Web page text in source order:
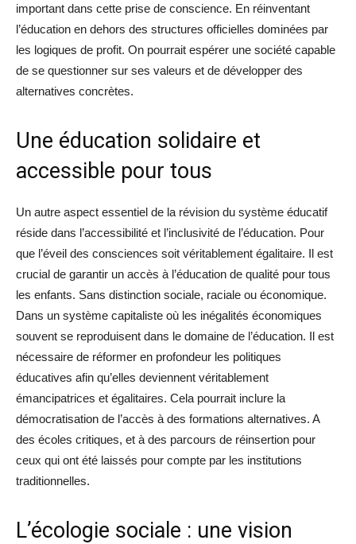
important dans cette prise de conscience. En réinventant
l’éducation en dehors des structures officielles dominées par
les logiques de profit. On pourrait espérer une société capable
de se questionner sur ses valeurs et de développer des
alternatives concrètes.
Une éducation solidaire et
accessible pour tous
Un autre aspect essentiel de la révision du système éducatif
réside dans l’accessibilité et l’inclusivité de l’éducation. Pour
que l’éveil des consciences soit véritablement égalitaire. Il est
crucial de garantir un accès à l’éducation de qualité pour tous
les enfants. Sans distinction sociale, raciale ou économique.
Dans un système capitaliste où les inégalités économiques
souvent se reproduisent dans le domaine de l’éducation. Il est
nécessaire de réformer en profondeur les politiques
éducatives afin qu’elles deviennent véritablement
émancipatrices et égalitaires. Cela pourrait inclure la
démocratisation de l’accès à des formations alternatives. A
des écoles critiques, et à des parcours de réinsertion pour
ceux qui ont été laissés pour compte par les institutions
traditionnelles.
L’écologie sociale : une vision